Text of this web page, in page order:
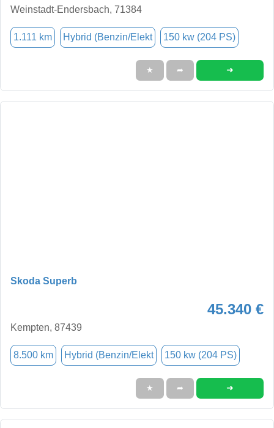
Weinstadt-Endersbach, 71384
1.111 km Hybrid (Benzin/Elekt 150 kw (204 PS)
★ ➦ ➜
Skoda Superb
45.340 €
Kempten, 87439
8.500 km Hybrid (Benzin/Elekt 150 kw (204 PS)
★ ➦ ➜